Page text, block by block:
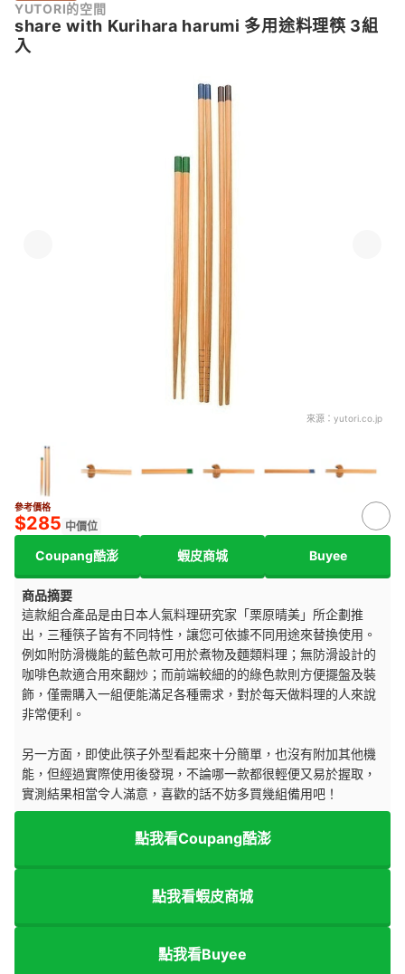
YUTORI的空間
share with Kurihara harumi 多用途料理筷 3組
入
來源： yutori.co.jp
參考價格
$285 中價位
Coupang酷澎 蝦皮商城 Buyee
商品摘要
這款組合產品是由日本人氣料理研究家「栗原晴美」所企劃推
出，三種筷子皆有不同特性，讓您可依據不同用途來替換使用。
例如附防滑機能的藍色款可用於煮物及麵類料理；無防滑設計的
咖啡色款適合用來翻炒；而前端較細的的綠色款則方便擺盤及裝
飾，僅需購入一組便能滿足各種需求 ，對於每天做料理的人來說
非常便利。
另一方面，即使此筷子外型看起來十分簡單，也沒有附加其他機
能，但經過實際使用後發現，不論哪一款都很輕便又易於握取，
實測結果相當令人滿意，喜歡的話不妨多買幾組備用吧！
點我看Coupang酷澎
點我看蝦皮商城
點我看Buyee